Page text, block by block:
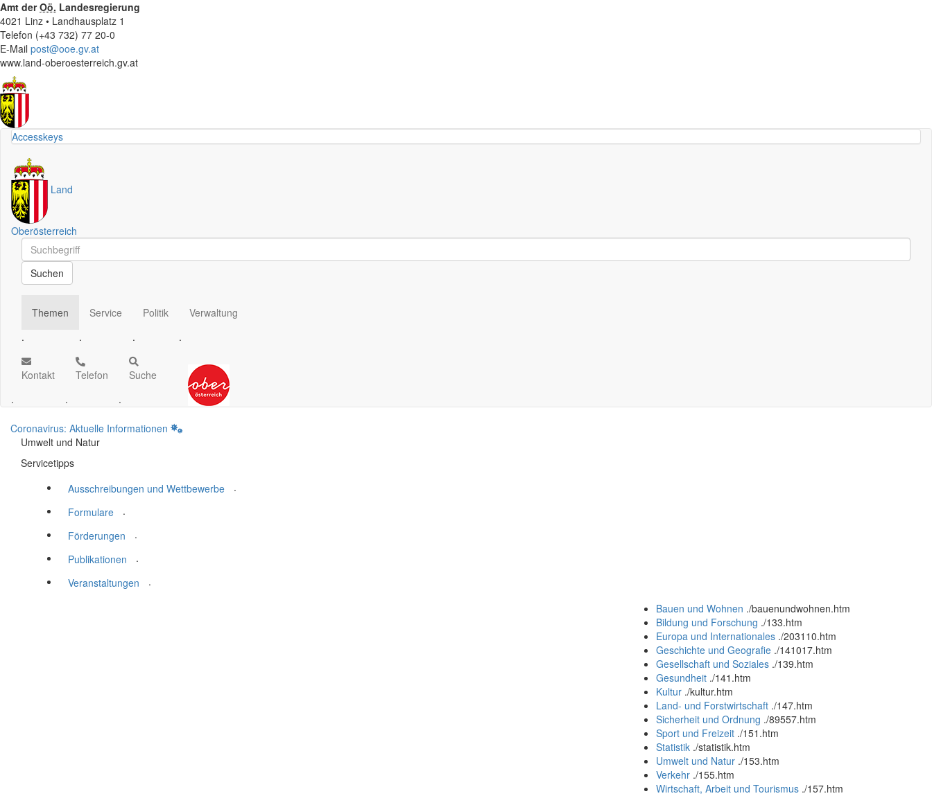
Amt derOö. Landesregierung
4021 Linz • Landhausplatz 1
Telefon (+43 732) 77 20-0
E-Mail post@ooe.gv.at
www.land-oberoesterreich.gv.at
Accesskeys
Land
Oberösterreich
Schnellsuche
Schnellsuche
Suchen
Themen
.
Service
.
Politik
.
Verwaltung
.
Kontakt
.
Telefon
.
Suche
.
Coronavirus: Aktuelle Informationen
Umwelt und Natur
Servicetipps
Ausschreibungen und Wettbewerbe
.
Formulare
.
Förderungen
.
Publikationen
.
Veranstaltungen
.
Bauen und Wohnen ./bauenundwohnen.htm
Bildung und Forschung ./133.htm
Europa und Internationales ./203110.htm
Geschichte und Geografie ./141017.htm
Gesellschaft und Soziales ./139.htm
Gesundheit ./141.htm
Kultur ./kultur.htm
Land- und Forstwirtschaft ./147.htm
Sicherheit und Ordnung ./89557.htm
Sport und Freizeit ./151.htm
Statistik ./statistik.htm
Umwelt und Natur ./153.htm
Verkehr ./155.htm
Wirtschaft, Arbeit und Tourismus ./157.htm